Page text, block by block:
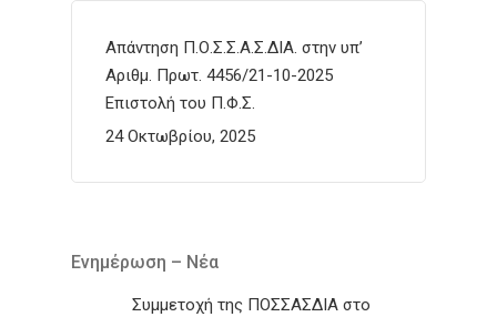
Απάντηση Π.Ο.Σ.Σ.Α.Σ.ΔΙΑ. στην υπ’
Αριθμ. Πρωτ. 4456/21-10-2025
Επιστολή του Π.Φ.Σ.
24 Οκτωβρίου, 2025
Ενημέρωση – Νέα
Συμμετοχή της ΠΟΣΣΑΣΔΙΑ στο